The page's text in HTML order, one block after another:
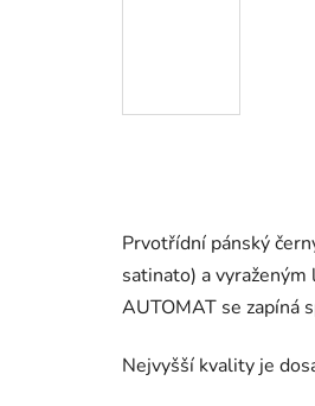
Prvotřídní pánský
satinato) a vyraženým
AUTOMAT se zapíná
Nejvyšší kvality je